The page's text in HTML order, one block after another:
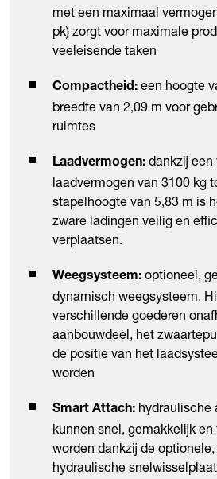
met een maximaal
pk) zorgt voor maximale
veeleisende taken
Compactheid: een hoogte
breedte van 2,09 m voor
ruimtes
Laadvermogen: dankzij
laadvermogen van 3100 kg
stapelhoogte van 5,83 m is
zware ladingen veilig en
verplaatsen.
Weegsysteem: optioneel,
dynamisch weegsysteem.
verschillende goederen
aanbouwdeel, het
de positie van het
worden
Smart Attach: hydraulische
kunnen snel, gemakkelijk
worden dankzij de
hydraulische